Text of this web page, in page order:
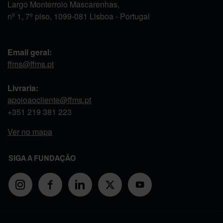
Largo Monterroio Mascarenhas,
nº 1, 7º piso, 1099-081 Lisboa - Portugal
Email geral:
ffms@ffms.pt
Livraria:
apoioaocliente@ffms.pt
+351 219 381 223
Ver no mapa
SIGA A FUNDAÇÃO